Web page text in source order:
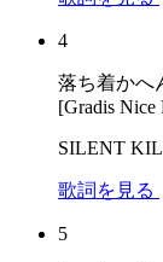
4
落ち着かへ
[Gradis
SILENT
歌詞を見る
5